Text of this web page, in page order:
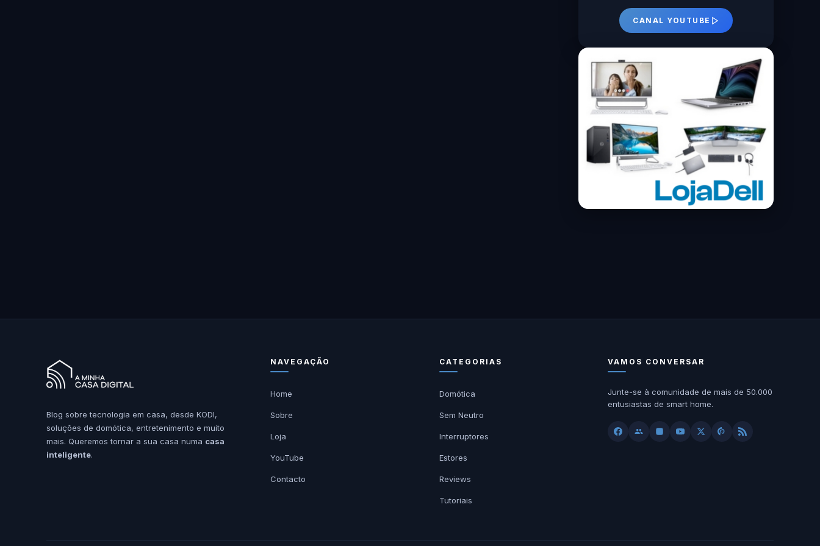
CANAL YOUTUBE
Blog sobre tecnologia em casa, desde KODI,
soluções de domótica, entretenimento e muito
mais. Queremos tornar a sua casa numa casa
inteligente.
NAVEGAÇÃO
Home
Sobre
Loja
YouTube
Contacto
CATEGORIAS
Domótica
Sem Neutro
Interruptores
Estores
Reviews
Tutoriais
VAMOS CONVERSAR
Junte-se à comunidade de mais de 50.000
entusiastas de smart home.